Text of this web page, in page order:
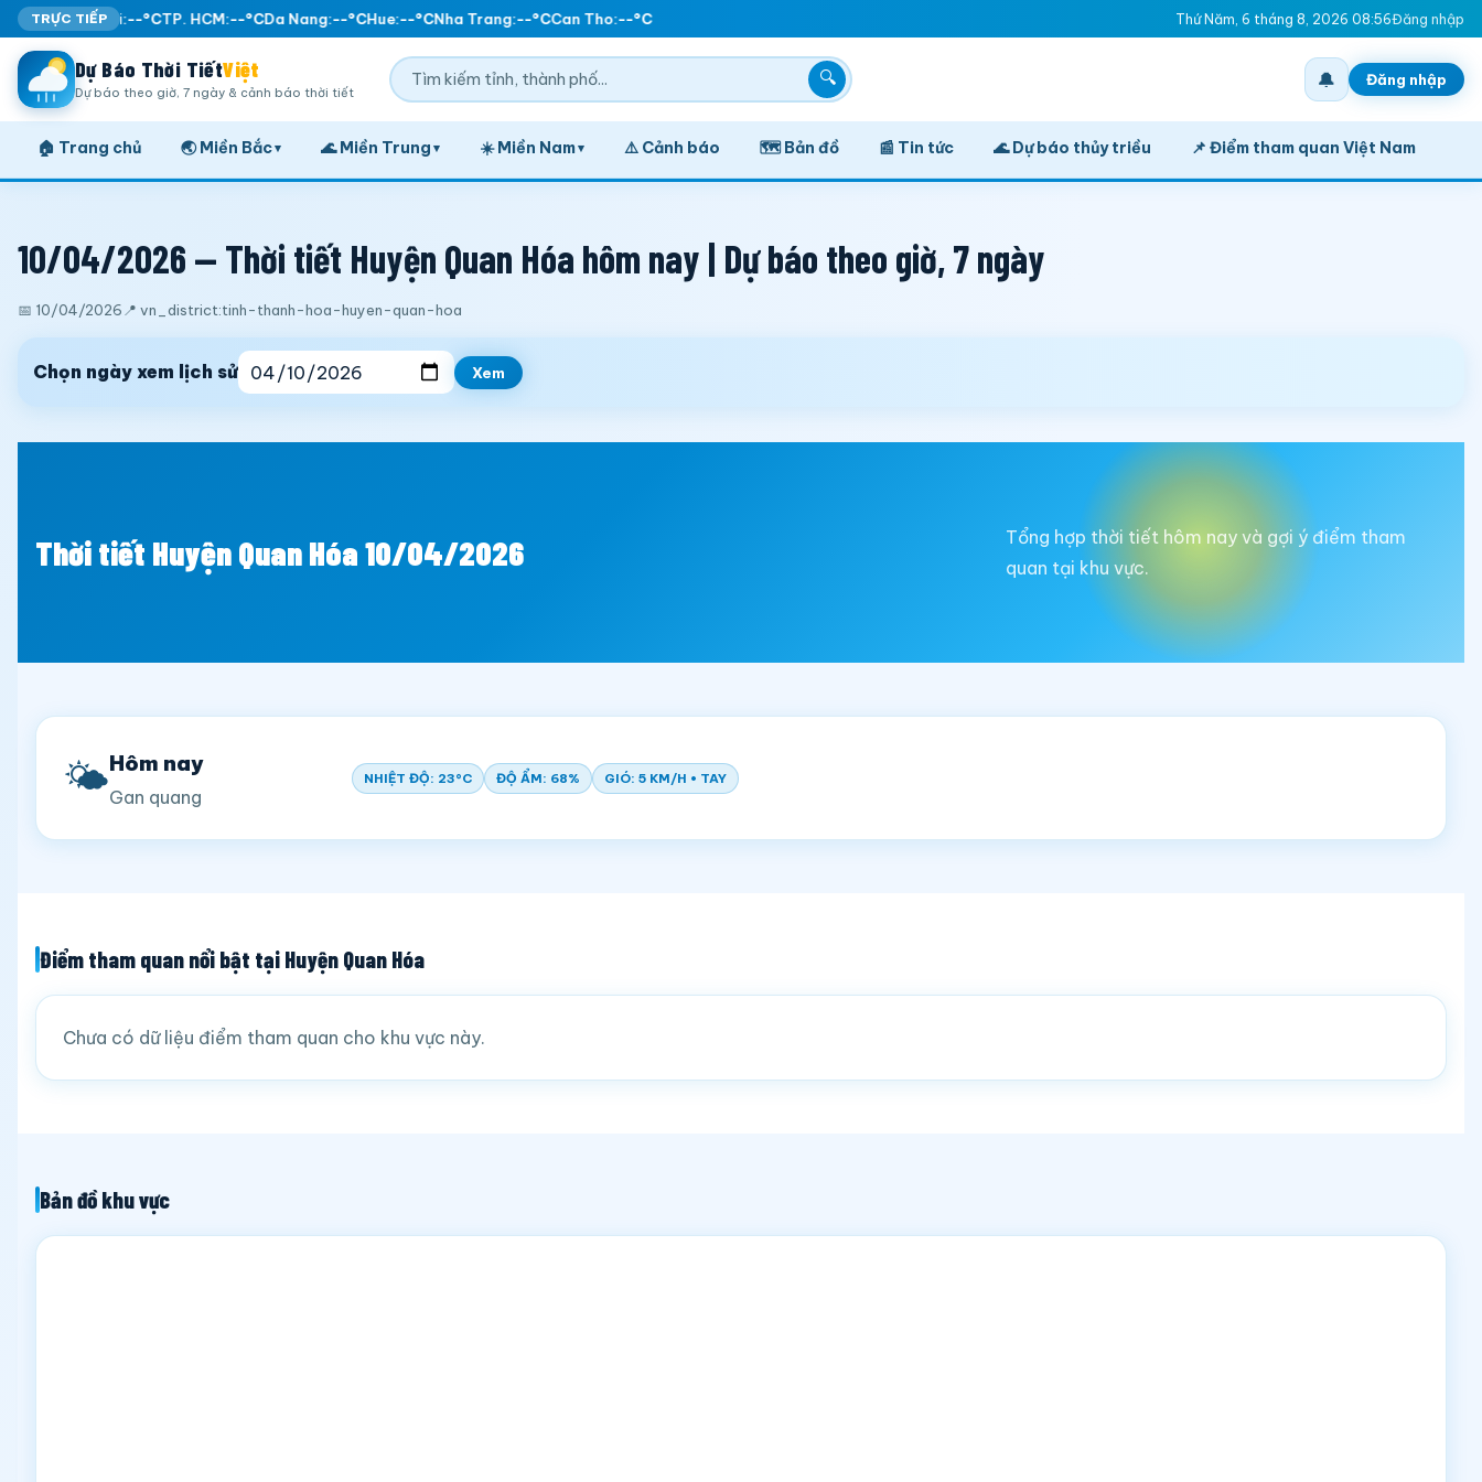
TRỰC TIẾP
Ha Noi:--°CTP. HCM:--°CDa Nang:--°CHue:--°CNha Trang:--°CCan Tho:--°C Thứ Năm, 6 tháng 8, 2026 08:56Đăng nhập
Dự Báo Thời TiếtViệt
Dự báo theo giờ, 7 ngày & cảnh báo thời tiết
🔍 🔔 Đăng nhập
🏠 Trang chủ 🌏 Miền Bắc▾ 🌊 Miền Trung ▾ ☀️ Miền Nam▾ ⚠️ Cảnh báo 🗺️ Bản đồ 📰 Tin tức 🌊 Dự báo thủy triều 📌 Điểm tham quan Việt Nam
10/04/2026 — Thời tiết Huyện Quan Hóa hôm nay | Dự báo theo giờ, 7 ngày
📅 10/04/2026 📍 vn_district:tinh-thanh-hoa-huyen-quan-hoa
Chọn ngày xem lịch sử Xem
Thời tiết Huyện Quan Hóa 10/04/2026
Tổng hợp thời tiết hôm nay và gợi ý điểm tham
quan tại khu vực.
🌤️Hôm nay
Gan quang
NHIỆT ĐỘ: 23°C ĐỘ ẨM: 68% GIÓ: 5 KM/H • TAY
Điểm tham quan nổi bật tại Huyện Quan Hóa
Chưa có dữ liệu điểm tham quan cho khu vực này.
Bản đồ khu vực